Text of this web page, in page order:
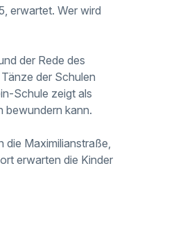
erwartet. Wer wird
der Rede des
der Schulen
Schule zeigt als
bewundern kann.
Maximilianstraße,
erwarten die Kinder